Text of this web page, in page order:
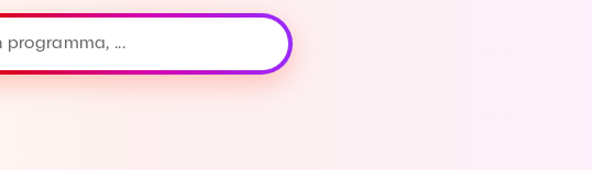
Oeps, browser niet ondersteund